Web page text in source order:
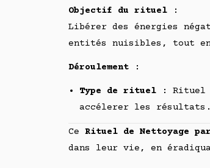
Objectif du rituel :
Libérer des énergies
entités nuisibles, tout
Déroulement :
Type de rituel : Rituel
accélerer les résultats.
Ce Rituel de Nettoyage
dans leur vie, en